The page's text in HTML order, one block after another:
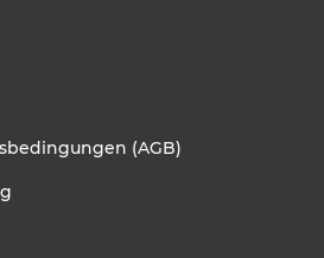
(AGB)